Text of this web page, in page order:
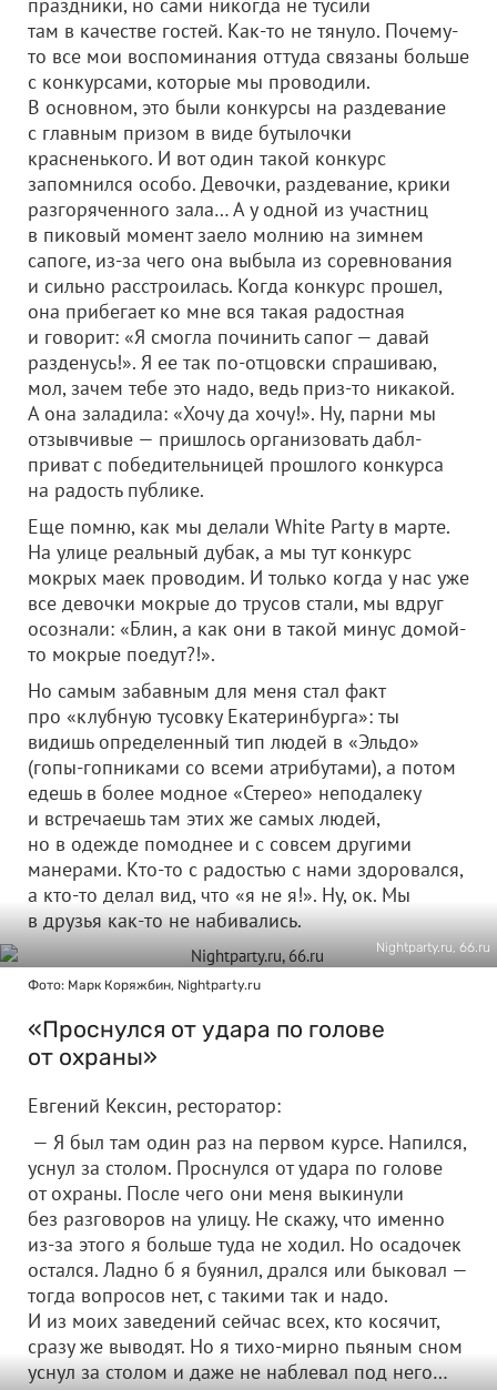
там в качестве гостей. Как-то не тянуло. Почему-
то все мои воспоминания оттуда связаны больше
с конкурсами, которые мы проводили.
В основном, это были конкурсы на раздевание
с главным призом в виде бутылочки
красненького. И вот один такой конкурс
запомнился особо. Девочки, раздевание, крики
разгоряченного зала… А у одной из участниц
в пиковый момент заело молнию на зимнем
сапоге, из-за чего она выбыла из соревнования
и сильно расстроилась. Когда конкурс прошел,
она прибегает ко мне вся такая радостная
и говорит: «Я смогла починить сапог — давай
разденусь!». Я ее так по-отцовски спрашиваю,
мол, зачем тебе это надо, ведь приз-то никакой.
А она заладила: «Хочу да хочу!». Ну, парни мы
отзывчивые — пришлось организовать дабл-
приват с победительницей прошлого конкурса
на радость публике.
Еще помню, как мы делали White Party в марте.
На улице реальный дубак, а мы тут конкурс
мокрых маек проводим. И только когда у нас уже
все девочки мокрые до трусов стали, мы вдруг
осознали: «Блин, а как они в такой минус домой-
то мокрые поедут?!».
Но самым забавным для меня стал факт
про «клубную тусовку Екатеринбурга»: ты
видишь определенный тип людей в «Эльдо»
(гопы-гопниками со всеми атрибутами), а потом
едешь в более модное «Стерео» неподалеку
и встречаешь там этих же самых людей,
но в одежде помоднее и с совсем другими
манерами. Кто-то с радостью с нами здоровался,
а кто-то делал вид, что «я не я!». Ну, ок. Мы
в друзья как-то не набивались.
Nightparty.ru, 66.ru
Фото: Марк Коряжбин, Nightparty.ru
«Проснулся от удара по голове
от охраны»
Евгений Кексин, ресторатор:
— Я был там один раз на первом курсе. Напился,
уснул за столом. Проснулся от удара по голове
от охраны. После чего они меня выкинули
без разговоров на улицу. Не скажу, что именно
из-за этого я больше туда не ходил. Но осадочек
остался. Ладно б я буянил, дрался или быковал —
тогда вопросов нет, с такими так и надо.
И из моих заведений сейчас всех, кто косячит,
сразу же выводят. Но я тихо-мирно пьяным сном
уснул за столом и даже не наблевал под него…